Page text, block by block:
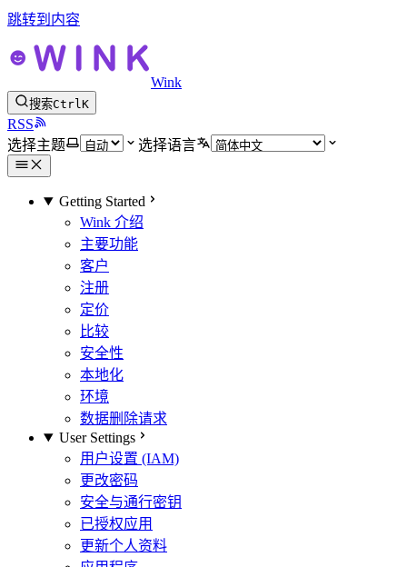
跳转到内容
Wink
搜索CtrlK
RSS
选择主题
选择语言
Getting Started
Wink 介绍
主要功能
客户
注册
定价
比较
安全性
本地化
环境
数据删除请求
User Settings
用户设置 (IAM)
更改密码
安全与通行密钥
已授权应用
更新个人资料